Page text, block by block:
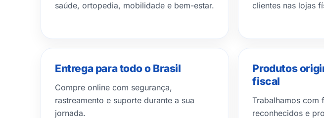
saúde, ortopedia, mobilidade e bem-estar.
clientes nas lojas
Entrega para todo o Brasil
Compre online com segurança,
rastreamento e suporte durante a sua
jornada.
Produtos
fiscal
Trabalhamos com
reconhecidos e